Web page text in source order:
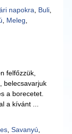
napokra Buli,
Meleg
felfőzzük,
belecsavarjuk
a borecetet.
a kívánt ...
, Savanyú